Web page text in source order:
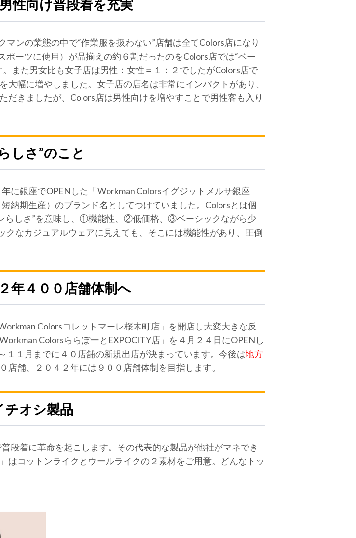
性向け普段着を充実
ンの業態の中で“作業服を扱わない”店舗は全てColors店になり
ポーツに使用）が品揃えの約６割だったのをColors店では“ベー
また男女比も女子店は男性：女性＝１：２でしたがColors店で
幅に増やしました。女子店の店名は非常にインパクトがあり、
だきましたが、Colors店は男性向けを増やすことで男性客も入り
しさ”のこと
に銀座でOPENした「Workman Colorsイグジットメルサ銀座
納期生産）のブランド名としてつけていました。Colorsとは個
らしさ”を意味し、①機能性、②低価格、③ベーシックながら少
クなカジュアルウェアに見えても、そこには機能性があり、圧倒
年４００店舗体制へ
Colorsコレットマーレ桜木町店」を開店し大変大きな反
ColorsららぽーとEXPOCITY店」を４月２４日にOPENし
１１月までに４０店舗の新規出店が決まっています。今後は地方
店舗、２０４２年には９００店舗体制を目指します。
チオシ製品
段着に革命を起こします。その代表的な製品が他社がマネでき
コットンライクとウールライクの２素材をご用意。どんなトッ